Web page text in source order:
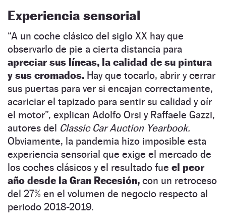
Experiencia sensorial
“A un coche clásico del siglo XX hay que
observarlo de pie a cierta distancia para
apreciar sus líneas, la calidad de su pintura
y sus cromados. Hay que tocarlo, abrir y cerrar
sus puertas para ver si encajan correctamente,
acariciar el tapizado para sentir su calidad y oír
el motor”, explican Adolfo Orsi y Raffaele Gazzi,
autores del Classic Car Auction Yearbook.
Obviamente, la pandemia hizo imposible esta
experiencia sensorial que exige el mercado de
los coches clásicos y el resultado fue el peor
año desde la Gran Recesión, con un retroceso
del 27% en el volumen de negocio respecto al
periodo 2018-2019.